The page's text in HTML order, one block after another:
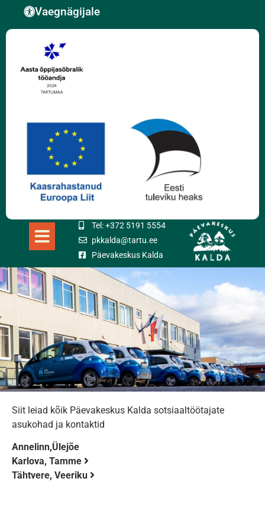
Vaegnägijale
Tel: +372 5191 5554
pkkalda@tartu.ee
Päevakeskus Kalda
Siit leiad kõik Päevakeskus Kalda sotsiaaltöötajate
asukohad ja kontaktid
Annelinn,Ülejõe
Karlova, Tamme
Tähtvere, Veeriku